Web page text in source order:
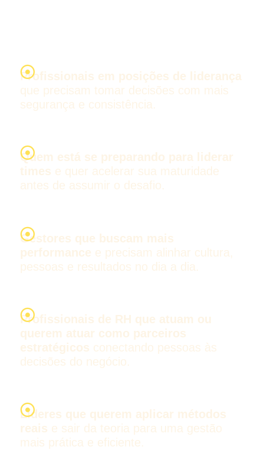
Profissionais em posições de liderança
que precisam tomar decisões com mais
segurança e consistência.
Quem está se preparando para liderar
times e quer acelerar sua maturidade
antes de assumir o desafio.
Gestores que buscam mais
performance e precisam alinhar cultura,
pessoas e resultados no dia a dia.
Profissionais de RH que atuam ou
querem atuar como parceiros
estratégicos conectando pessoas às
decisões do negócio.
Líderes que querem aplicar métodos
reais e sair da teoria para uma gestão
mais prática e eficiente.